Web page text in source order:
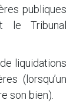
publiques
le Tribunal
liquidations
(lorsqu’un
son bien).